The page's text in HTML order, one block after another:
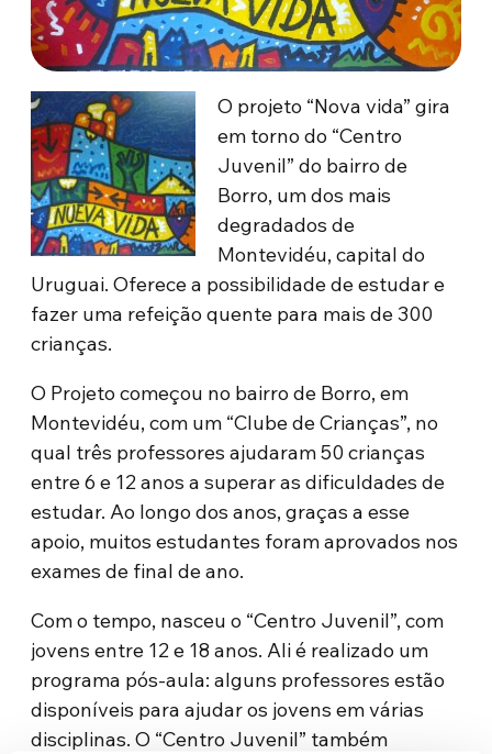
O projeto “Nova vida” gira
em torno do “Centro
Juvenil” do bairro de
Borro, um dos mais
degradados de
Montevidéu, capital do
Uruguai. Oferece a possibilidade de estudar e
fazer uma refeição quente para mais de 300
crianças.
O Projeto começou no bairro de Borro, em
Montevidéu, com um “Clube de Crianças”, no
qual três professores ajudaram 50 crianças
entre 6 e 12 anos a superar as dificuldades de
estudar. Ao longo dos anos, graças a esse
apoio, muitos estudantes foram aprovados nos
exames de final de ano.
Com o tempo, nasceu o “Centro Juvenil”, com
jovens entre 12 e 18 anos. Ali é realizado um
programa pós-aula: alguns professores estão
disponíveis para ajudar os jovens em várias
disciplinas. O “Centro Juvenil” também